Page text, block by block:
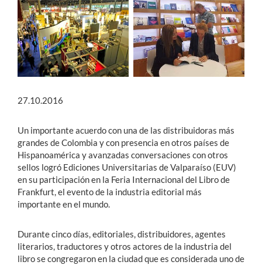
27.10.2016
Un importante acuerdo con una de las distribuidoras más
grandes de Colombia y con presencia en otros países de
Hispanoamérica y avanzadas conversaciones con otros
sellos logró Ediciones Universitarias de Valparaíso (EUV)
en su participación en la Feria Internacional del Libro de
Frankfurt, el evento de la industria editorial más
importante en el mundo.
Durante cinco días, editoriales, distribuidores, agentes
literarios, traductores y otros actores de la industria del
libro se congregaron en la ciudad que es considerada uno de